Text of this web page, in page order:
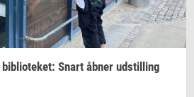
bi­bli­o­te­ket: Snart åbner ud­stil­ling